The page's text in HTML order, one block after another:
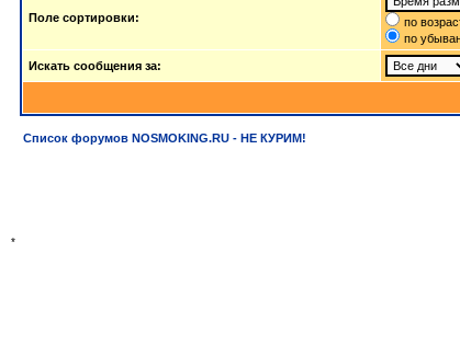
Поле сортировки:
по
по
Искать сообщения за:
Список форумов NOSMOKING.RU - НЕ КУРИМ!
*